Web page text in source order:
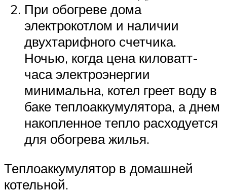
При обогреве дома
электрокотлом и наличии
двухтарифного счетчика.
Ночью, когда цена киловатт-
часа электроэнергии
минимальна, котел греет воду в
баке теплоаккумулятора, а днем
накопленное тепло расходуется
для обогрева жилья.
Теплоаккумулятор в домашней
котельной.